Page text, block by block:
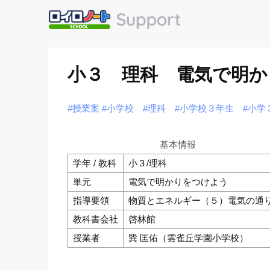
小３ 理科 電気で明か
#授業案 #小学校 #理科 #小学校３年生 #小学
基本情報
学年 / 教科
小３/理科
単元
電気で明かりをつけよう
指導要領
物質とエネルギー（５）電気の通
教科書会社
啓林館
授業者
巽 匡佑（雲雀丘学園小学校）